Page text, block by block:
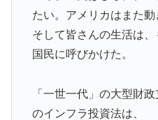
たい。アメリカはまた動
そして皆さんの生活は
国民に呼びかけた。
「一世一代」の大型財
のインフラ投資法は、